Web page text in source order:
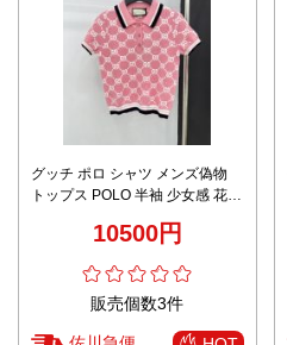
グッチ ポロ シャツ メンズ偽物
トップス POLO 半袖 少女感 花柄
10500円
販売個数3件